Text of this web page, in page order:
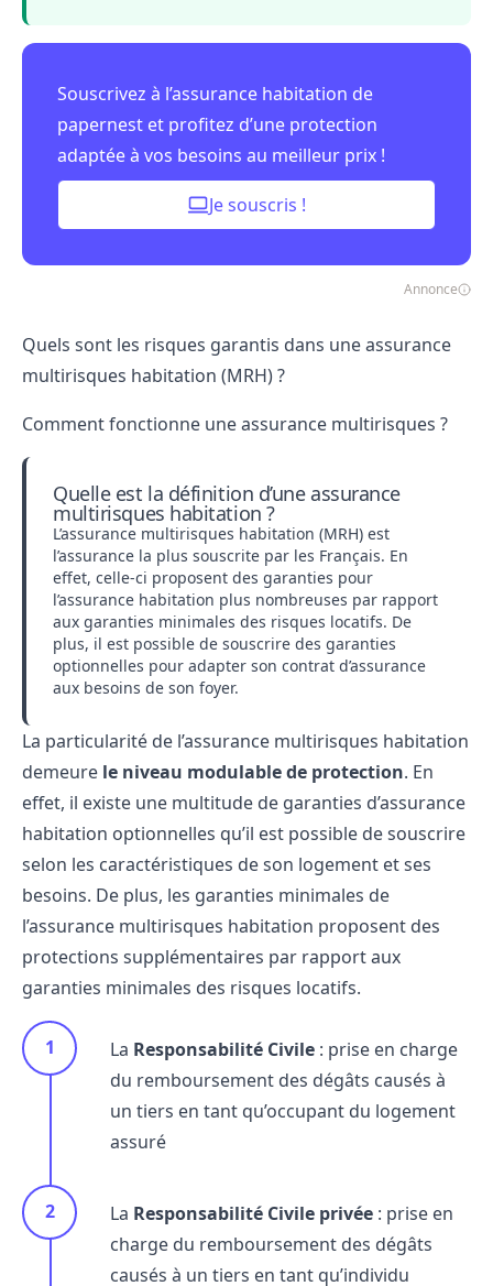
Souscrivez à l’assurance habitation de
papernest et profitez d’une protection
adaptée à vos besoins au meilleur prix !
Je souscris !
Annonce
Quels sont les risques garantis dans une assurance
multirisques habitation (MRH) ?
Comment fonctionne une assurance multirisques ?
Quelle est la définition d’une assurance
multirisques habitation ?
L’assurance multirisques habitation (MRH) est
l’assurance la plus souscrite par les Français. En
effet, celle-ci proposent des garanties pour
l’assurance habitation plus nombreuses par rapport
aux garanties minimales des risques locatifs. De
plus, il est possible de souscrire des garanties
optionnelles pour adapter son contrat d’assurance
aux besoins de son foyer.
La particularité de l’assurance multirisques habitation
demeure le niveau modulable de protection. En
effet, il existe une multitude de garanties d’assurance
habitation optionnelles qu’il est possible de souscrire
selon les caractéristiques de son logement et ses
besoins. De plus, les garanties minimales de
l’assurance multirisques habitation proposent des
protections supplémentaires par rapport aux
garanties minimales des risques locatifs.
La Responsabilité Civile : prise en charge
du remboursement des dégâts causés à
un tiers en tant qu’occupant du logement
assuré
La Responsabilité Civile privée : prise en
charge du remboursement des dégâts
causés à un tiers en tant qu’individu